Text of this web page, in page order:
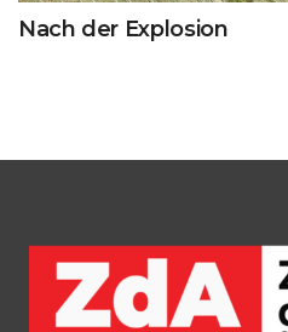
Nach der Explosion